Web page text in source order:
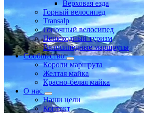
Верховая езда
Горный велосипед
Transalp
Гоночный велосипед
Пешеходный туризм
Велосипедные маршруты
Сообщество
Короли маршрута
Желтая майка
Красно-белая майка
О нас
Наши цели
Контакт